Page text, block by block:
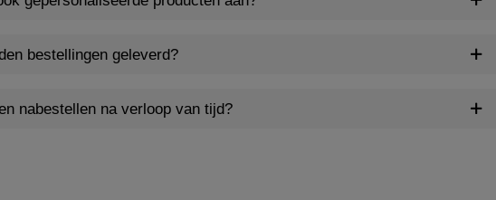
bestellingen geleverd?
nabestellen na verloop van tijd?